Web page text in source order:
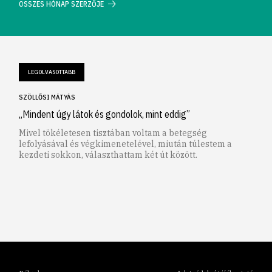
ÖSSZES HÓNAP SZERZŐJE
LEGOLVASOTTABB
SZÖLLŐSI MÁTYÁS
„Mindent úgy látok és gondolok, mint eddig”
Mivel tökéletesen tisztában voltam a betegség
lefolyásával és végkimenetelével, miután túlestem a
kezdeti sokkon, választhattam két út között.